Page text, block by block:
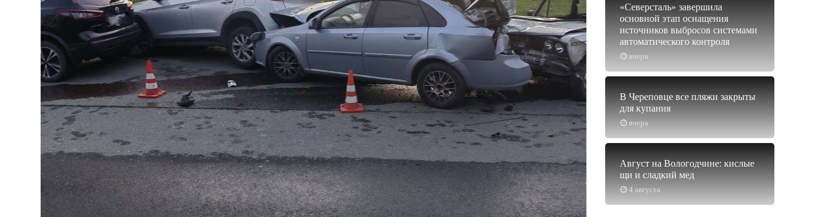
вчера
«Северсталь» завершила
основной этап оснащения
источников выбросов системами
автоматического контроля
вчера
В Череповце все пляжи закрыты
для купания
4 августа
Август на Вологодчине: кислые
щи и сладкий мед